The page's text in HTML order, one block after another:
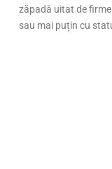
zăpadă uitat de
sau mai puțin cu